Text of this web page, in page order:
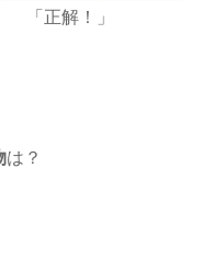
解！」
は？